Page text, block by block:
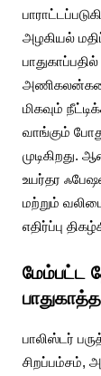
அழகியல்
மிகவும்
வாங்கும்
முடிகிறது.
உயர்தர
மற்றும்
எதிர்ப்பு
மேம்பட்ட
பாலிஸ்டர்
சிறப்பம்சம்,